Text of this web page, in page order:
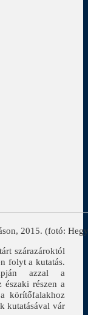
2015. (fotó:
szárazároktól
folyt a kutatás.
azzal a
részen a
körítőfalakhoz
kutatásával vár